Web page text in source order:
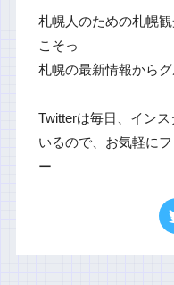
札幌人のための札幌
こそっ
札幌の最新情報から
Twitterは毎日、イン
いるので、お気軽に
ー